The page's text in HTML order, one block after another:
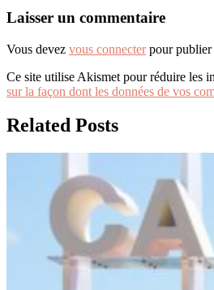
Laisser un commentaire
Vous devez vous connecterpour publier
Ce site utilise Akismet pour réduire les
sur la façon dont les données de vos
Related Posts